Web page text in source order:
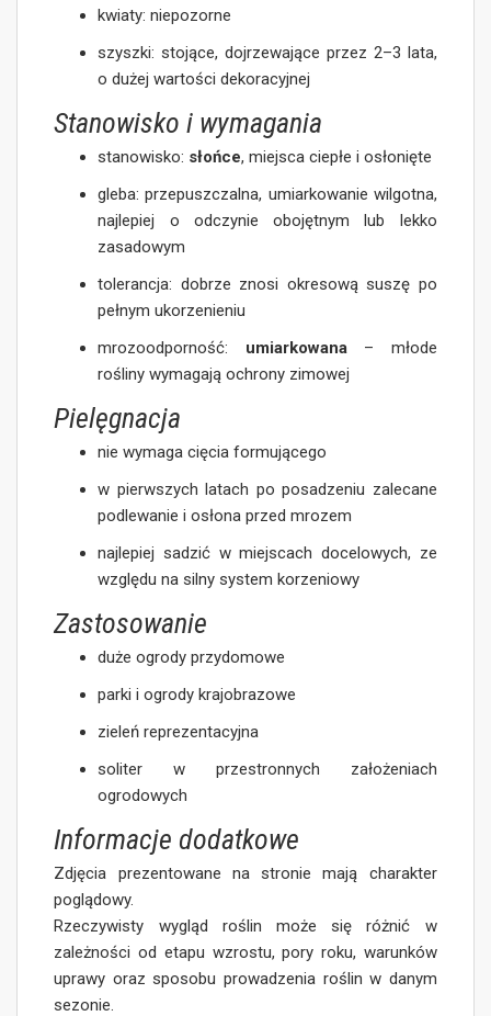
kwiaty: niepozorne
szyszki: stojące, dojrzewające przez 2–3 lata,
o dużej wartości dekoracyjnej
Stanowisko i wymagania
stanowisko: słońce, miejsca ciepłe i osłonięte
gleba: przepuszczalna, umiarkowanie wilgotna,
najlepiej o odczynie obojętnym lub lekko
zasadowym
tolerancja: dobrze znosi okresową suszę po
pełnym ukorzenieniu
mrozoodporność: umiarkowana– młode
rośliny wymagają ochrony zimowej
Pielęgnacja
nie wymaga cięcia formującego
w pierwszych latach po posadzeniu zalecane
podlewanie i osłona przed mrozem
najlepiej sadzić w miejscach docelowych, ze
względu na silny system korzeniowy
Zastosowanie
duże ogrody przydomowe
parki i ogrody krajobrazowe
zieleń reprezentacyjna
soliter w przestronnych założeniach
ogrodowych
Informacje dodatkowe
Zdjęcia prezentowane na stronie mają charakter
poglądowy.
Rzeczywisty wygląd roślin może się różnić w
zależności od etapu wzrostu, pory roku, warunków
uprawy oraz sposobu prowadzenia roślin w danym
sezonie.